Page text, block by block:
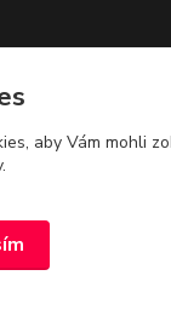
aby Vám mohli